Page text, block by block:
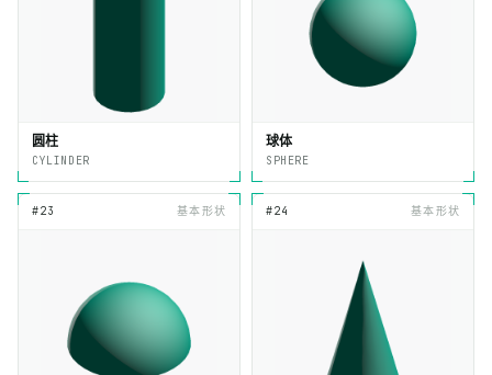
圆柱
CYLINDER
球体
SPHERE
#23 基本形状 #24 基本形状